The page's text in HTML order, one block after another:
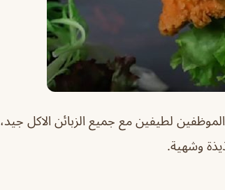
لطيفين مع جميع الزبائن الاكل جيد،
وشهية.